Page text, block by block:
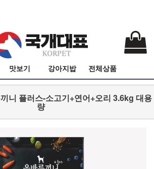
맛보기 강아지밥 전체상품
니 플러스-소고기+연어+오리 3.6kg 대용
량